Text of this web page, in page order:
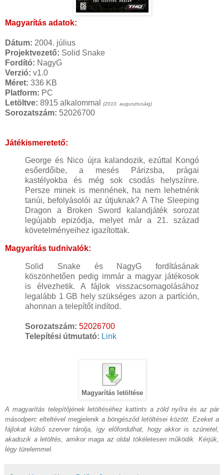
Magyarítás adatok:
Dátum: 2004. július
Projektvezető: Solid Snake
Fordító: NagyG
Verzió: v1.0
Méret: 336 KB
Platform: PC
Letöltve: 8915 alkalommal (2010. augusztusáig)
Sorozatszám: 52026700
Játékismeretető:
George és Nico újra kalandozik, ezúttal Kongó
esőerdőibe, a mesés Párizsba, prágai
kastélyokba és még sok csodás helyszínre.
Persze minek is mennének, ha nem lehetnénk
tanúi, befolyásolói az útjuknak? A The Sleeping
Dragon a Broken Sword kalandjáték sorozat
legújabb epizódja, melyet már a 21. század
követelményeihez igazítottak.
Magyarítás tudnivalók:
Solid Snake és NagyG fordításának
köszönhetően pedig immár a magyar játékosok
is élvezhetik. A fájlok visszacsomagolásához
legalább 1 GB hely szükséges azon a partíción,
ahonnan a telepítőt indítod.
Sorozatszám: 52026700
Telepítési útmutató: Link
Magyarítás letöltése
A magyarítás telepítőjének letöltéséhez kattints a zöld nyílra és az pár
másodperc elteltével megjelenik a böngésződ letöltései között. Ezeket a
fájlokat külső szerver tárolja, így előfordulhat, hogy akkor is szünetel,
akadozik a letöltés, amikor maga az oldal tökéletesen működik. Kérjük,
légy türelemmel.